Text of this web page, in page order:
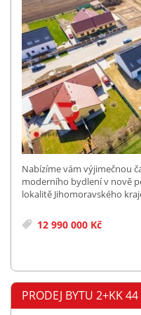
Nabízíme vám výjimečnou
moderního bydlení v nově
lokalitě Jihomoravského
12 990 000 Kč
PRODEJ BYTU 2+KK 44